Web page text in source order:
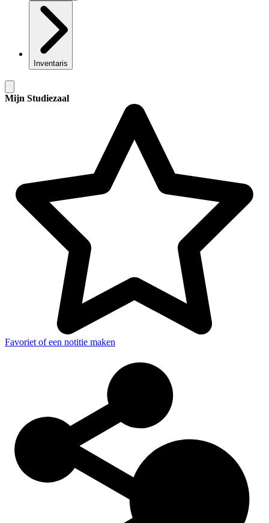
Inventaris
Mijn Studiezaal
Favoriet of een notitie maken